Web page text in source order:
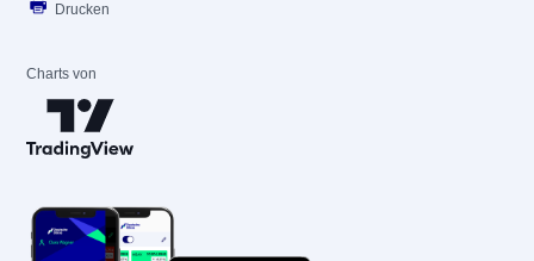
Drucken
Charts von